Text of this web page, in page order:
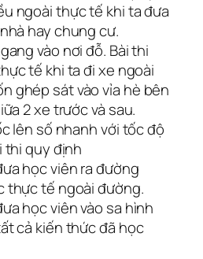
ngoài thực tế khi ta đưa
hay chung cư.
vào nơi đỗ. Bài thi
tế khi ta đi xe ngoài
ghép sát vào vỉa hè bên
2 xe trước và sau.
lên số nhanh với tốc độ
thi quy định
học viên ra đường
thực tế ngoài đường.
học viên vào sa hình
cả kiến thức đã học